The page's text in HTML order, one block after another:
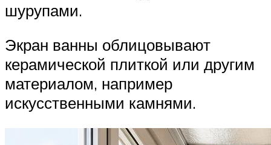
шурупами.
Экран ванны облицовывают
керамической плиткой или другим
материалом, например
искусственными камнями.